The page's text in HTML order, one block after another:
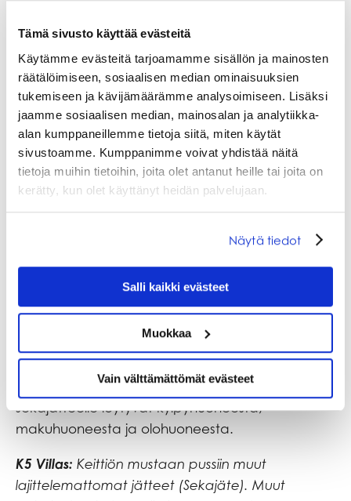
Tämä sivusto käyttää evästeitä
Käytämme evästeitä tarjoamamme sisällön ja mainosten
räätälöimiseen, sosiaalisen median ominaisuuksien
tukemiseen ja kävijämäärämme analysoimiseen. Lisäksi
jaamme sosiaalisen median, mainosalan ja analytiikka-
alan kumppaneillemme tietoja siitä, miten käytät
sivustoamme. Kumppanimme voivat yhdistää näitä
tietoja muihin tietoihin, joita olet antanut heille tai joita on
kerätty, kun olet käyttänyt heidän palvelujaan.
Näytä tiedot
Salli kaikki evästeet
Muokkaa
Vain välttämättömät evästeet
Hotel K5 Levi:Keltaiseen lokeroon kierrätettävä
muovi (muovipakkaukset ja -kääreet, tuubit ym.).
K5 Villas: Keittiön valkoiseen astiaan
kierrätysmuovi (Muovipakkaukset ja -kääreet,
Hotel K5 Levi:Mustaan pussiin muut
lajittelemattomat jätteet (sekajäte). Roskakorit
sekajätteelle löytyvät kylpyhuoneesta,
makuhuoneesta ja olohuoneesta.
K5 Villas: Keittiön mustaan pussiin muut
lajittelemattomat jätteet (Sekajäte). Muut